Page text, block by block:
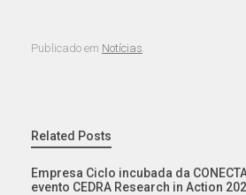
Publicado em Notícias
Related Posts
Empresa Ciclo incubada da
evento CEDRA Research in Action